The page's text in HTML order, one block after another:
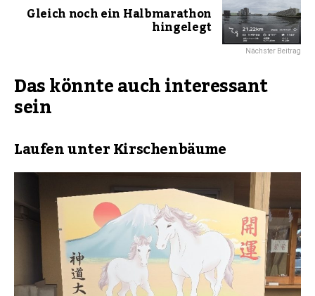
Gleich noch ein Halbmarathon
hingelegt
Nächster Beitrag
Das könnte auch interessant
sein
Laufen unter Kirschenbäume